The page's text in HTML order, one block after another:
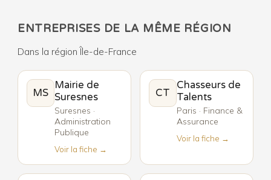
ENTREPRISES DE LA MÊME RÉGION
Dans la région Île-de-France
MS
Mairie de
Suresnes
Suresnes ·
Administration
Publique
Voir la fiche →
CT
Chasseurs de
Talents
Paris · Finance &
Assurance
Voir la fiche →